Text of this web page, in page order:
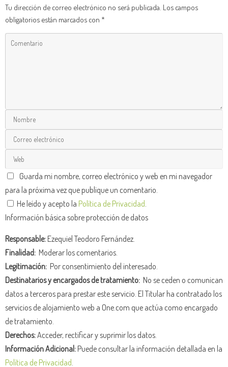
Tu dirección de correo electrónico no será publicada. Los campos
obligatorios están marcados con *
Guarda mi nombre, correo electrónico y web en mi navegador
para la próxima vez que publique un comentario.
He leído y acepto la Política de Privacidad
Información básica sobre protección de datos
Responsable:Ezequiel Teodoro Fernández.
Finalidad: Moderar los comentarios.
Legitimación: Por consentimiento del interesado.
Destinatarios y encargados de tratamiento: No se ceden o comunican
datos a terceros para prestar este servicio. El Titular ha contratado los
servicios de alojamiento web a One.com que actúa como encargado
de tratamiento.
Derechos:Acceder, rectificar y suprimir los datos.
Información Adicional:Puede consultar la información detallada en la
Política de Privacidad